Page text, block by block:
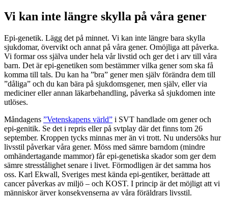
Vi kan inte längre skylla på våra gener
Epi-genetik. Lägg det på minnet. Vi kan inte längre bara skylla
sjukdomar, övervikt och annat på våra gener. Omöjliga att påverka.
Vi formar oss själva under hela vår livstid och ger det i arv till våra
barn. Det är epi-genetiken som bestämmer vilka gener som ska få
komma till tals. Du kan ha ”bra” gener men själv förändra dem till
”dåliga” och du kan bära på sjukdomsgener, men själv, eller via
mediciner eller annan läkarbehandling, påverka så sjukdomen inte
utlöses.
Måndagens ”Vetenskapens värld” i SVT handlade om gener och
epi-genitik. Se det i repris eller på svtplay där det finns tom 26
september. Kroppen tycks minnas mer än vi trott. Nu undersöks hur
livsstil påverkar våra gener. Möss med sämre barndom (mindre
omhändertagande mammor) får epi-genetiska skador som ger dem
sämre stresstålighet senare i livet. Förmodligen är det samma hos
oss. Karl Ekwall, Sveriges mest kända epi-gentiker, berättade att
cancer påverkas av miljö – och KOST. I princip är det möjligt att vi
människor ärver konsekvenserna av våra föräldrars livsstil.